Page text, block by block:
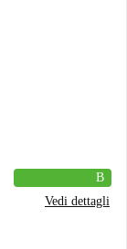
B
Vedi dettagli